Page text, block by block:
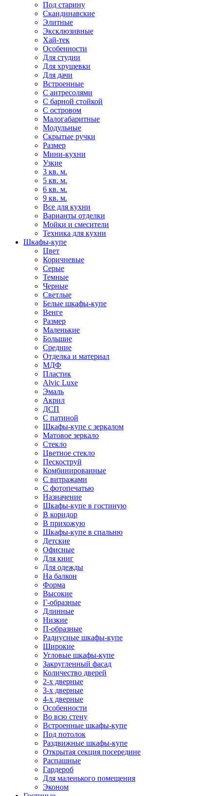
Под старину
Скандинавские
Элитные
Эксклюзивные
Хай-тек
Особенности
Для студии
Для хрущевки
Для дачи
Встроенные
С антресолями
С барной стойкой
С островом
Малогабаритные
Модульные
Скрытые ручки
Размер
Мини-кухни
Узкие
3 кв. м.
5 кв. м.
6 кв. м.
9 кв. м.
Все для кухни
Варианты отделки
Мойки и смесители
Техника для кухни
Шкафы-купе
Цвет
Коричневые
Серые
Темные
Черные
Светлые
Белые шкафы-купе
Венге
Размер
Маленькие
Большие
Средние
Отделка и материал
МДФ
Пластик
Alvic Luxe
Эмаль
Акрил
ДСП
С патиной
Шкафы-купе с зеркалом
Матовое зеркало
Стекло
Цветное стекло
Пескоструй
Комбинированные
С витражами
С фотопечатью
Назначение
Шкафы-купе в гостиную
В коридор
В прихожую
Шкафы-купе в спальню
Детские
Офисные
Для книг
Для одежды
На балкон
Форма
Высокие
Г-образные
Длинные
Низкие
П-образные
Радиусные шкафы-купе
Широкие
Угловые шкафы-купе
Закругленный фасад
Количество дверей
2-х дверные
3-х дверные
4-х дверные
Особенности
Во всю стену
Встроенные шкафы-купе
Под потолок
Раздвижные шкафы-купе
Открытая секция посередине
Распашные
Гардероб
Для маленького помещения
Эконом